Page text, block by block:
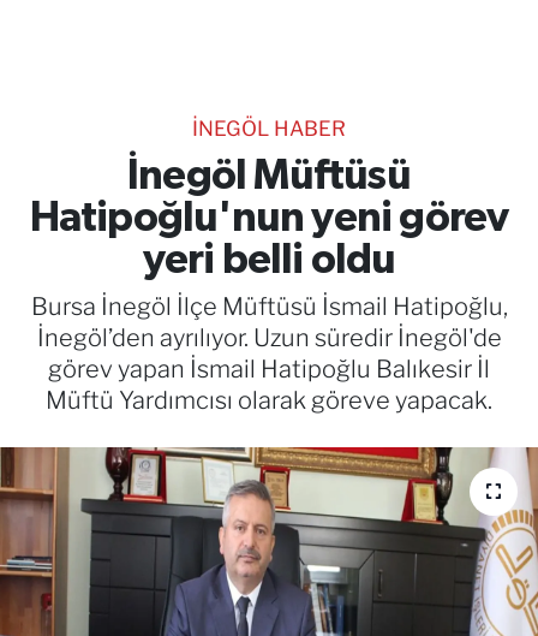
İNEGÖL HABER
İnegöl Müftüsü
Hatipoğlu'nun yeni görev
yeri belli oldu
Bursa İnegöl İlçe Müftüsü İsmail Hatipoğlu,
İnegöl’den ayrılıyor. Uzun süredir İnegöl'de
görev yapan İsmail Hatipoğlu Balıkesir İl
Müftü Yardımcısı olarak göreve yapacak.
RESMİ İLANLAR
Gencsesfm Canlı Dinle